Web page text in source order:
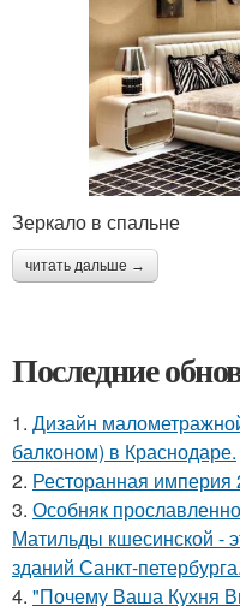
Зеркало в спальне
читать дальше →
Последние
1. Дизайн
балконом) в Краснодаре.
2. Ресторанная империя
3. Особняк
Матильды кшесинской -
зданий Санкт-петербурга.
4. "Почему Ваша Кухня